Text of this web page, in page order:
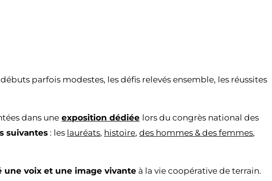
débuts parfois modestes, les défis relevés ensemble, les réussites
dans une exposition dédiée lors du congrès national des
suivantes : les lauréats, histoire, des hommes & des femmes,
une voix et une image vivante à la vie coopérative de terrain.